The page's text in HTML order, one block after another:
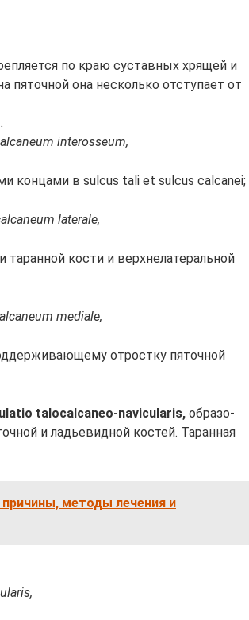
по краю сус­тав­ных хря­щей и
пя­точ­ной она не­сколь­ко от­сту­па­ет от
interosseum,
кон­ца­ми в sulcus tali et sulcus calcanei;
laterale,
кос­ти и верх­не­ла­те­раль­ной
mediale,
от­ро­ст­ку пя­точ­ной
talocalcaneo-navicularis, об­ра­зо­
и ладь­е­вид­ной кос­тей. Та­ран­ная
методы лечения и